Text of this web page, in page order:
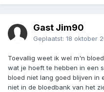
Gast Jim90
Geplaatst: 18 oktober
Toevallig weet ik wel m'n
wat je hoeft te hebben in een
bloed niet lang goed blijven in
niet in de bloedbank van het